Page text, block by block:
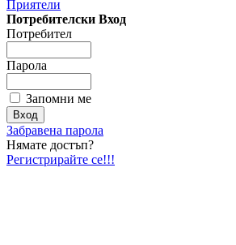
Приятели
Потребителски Вход
Потребител
Парола
Запомни ме
Забравена парола
Нямате достъп?
Регистрирайте се!!!